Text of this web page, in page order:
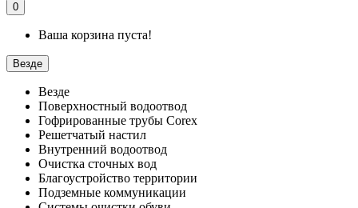
0
Ваша корзина пуста!
Везде
Везде
Поверхностный водоотвод
Гофрированные трубы Corex
Решетчатый настил
Внутренний водоотвод
Очистка сточных вод
Благоустройство территории
Подземные коммуникации